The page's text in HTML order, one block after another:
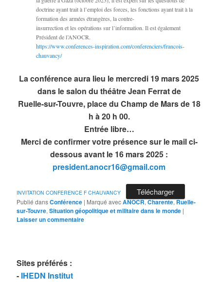
doctrine ayant trait à l’emploi des forces, les fonctions ayant trait à la
formation des armées étrangères, la contre-
insurrection et les opérations sur l’information. Il est également
Président de l’ANOCR.
https://www.conferences-inspiration.com/conferenciers/francois-
chauvancy/
La conférence aura lieu le mercredi 19 mars 2025
dans le salon du théâtre Jean Ferrat de
Ruelle-sur-Touvre, place du Champ de Mars de 18
h à 20 h 00.
Entrée libre…
Merci de confirmer votre présence sur le mail ci-
dessous avant le 16 mars 2025 :
president.anocr16@gmail.com
INVITATION CONFERENCE F CHAUVANCY Télécharger
Publié dansConférence | Marqué avecANOCR,Charente,Ruelle-
sur-Touvre,Situation géopolitique et militaire dans le monde |
Laisser un commentaire
Sites préférés :
- IHEDN Institut